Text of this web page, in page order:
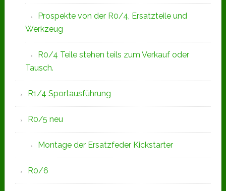
Prospekte von der R0/4, Ersatzteile und
Werkzeug
R0/4 Teile stehen teils zum Verkauf oder
Tausch.
R1/4 Sportausführung
R0/5 neu
Montage der Ersatzfeder Kickstarter
R0/6